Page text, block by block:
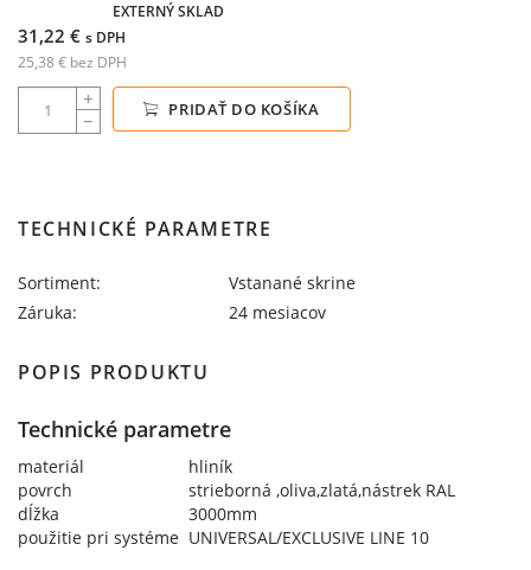
EXTERNÝ SKLAD
31,22 € s DPH
25,38 € bez DPH
PRIDAŤ DO KOŠÍKA
TECHNICKÉ PARAMETRE
Sortiment:
Vstanané skrine
Záruka:
24 mesiacov
POPIS PRODUKTU
Technické parametre
materiál
hliník
povrch
strieborná ,oliva,zlatá,nástrek RAL
dĺžka
3000mm
použitie pri systéme UNIVERSAL/EXCLUSIVE LINE 10